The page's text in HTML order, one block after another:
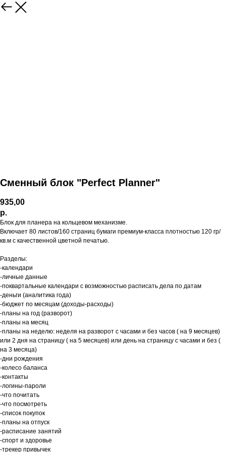
Сменный блок "Perfect Planner"
935,00
р.
Блок для планера на кольцевом механизме.
Включает 80 листов/160 страниц бумаги премиум-класса плотностью 120 гр/
кв.м с качественной цветной печатью.
Разделы:
-календари
-личные данные
-поквартальные календари с возможностью расписать дела по датам
-деньги (аналитика года)
-бюджет по месяцам (доходы-расходы)
-планы на год (разворот)
-планы на месяц
-планы на неделю: неделя на разворот с часами и без часов ( на 9 месяцев)
или 2 дня на страницу ( на 5 месяцев) или день на страницу с часами и без (
на 3 месяца)
-дни рождения
-колесо баланса
-контакты
-логины-пароли
-что почитать
-что посмотреть
-список покупок
-планы на отпуск
-расписание занятий
-спорт и здоровье
-трекер привычек